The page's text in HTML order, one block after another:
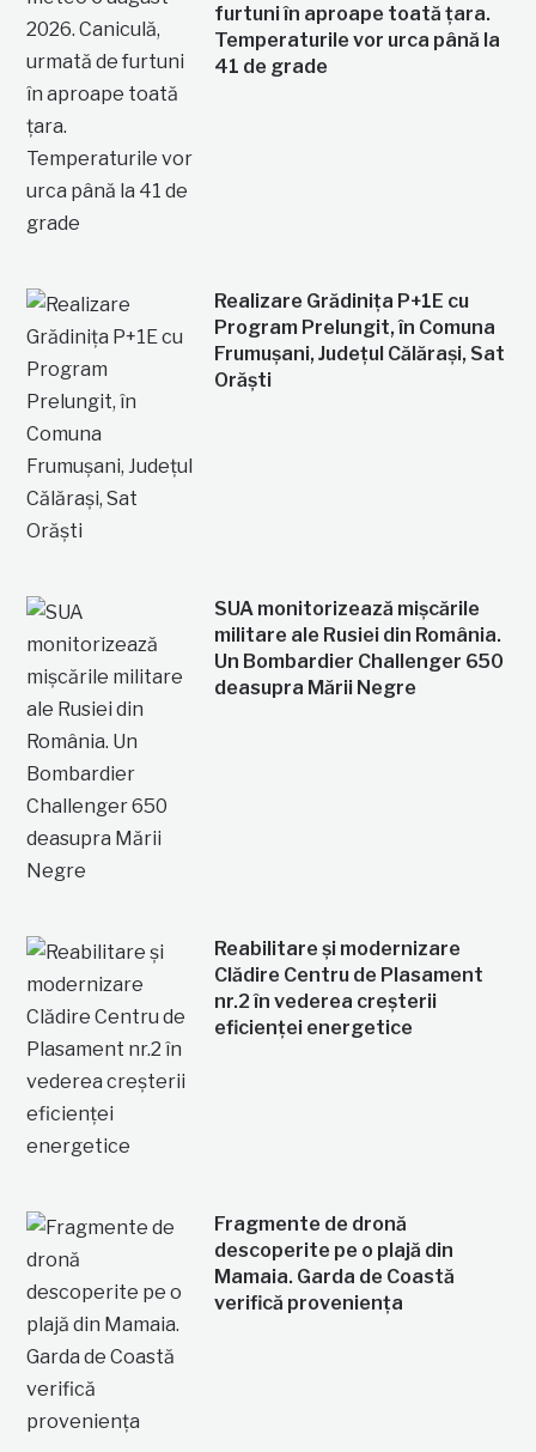
furtuni în aproape toată țara.
Temperaturile vor urca până la
41 de grade
Realizare Grădinița P+1E cu
Program Prelungit, în Comuna
Frumușani, Județul Călărași, Sat
Orăști
SUA monitorizează mișcările
militare ale Rusiei din România.
Un Bombardier Challenger 650
deasupra Mării Negre
Reabilitare și modernizare
Clădire Centru de Plasament
nr.2 în vederea creșterii
eficienței energetice
Fragmente de dronă
descoperite pe o plajă din
Mamaia. Garda de Coastă
verifică proveniența